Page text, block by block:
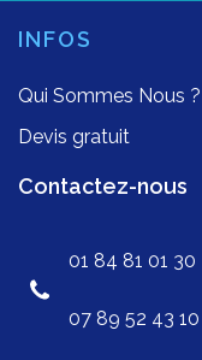
INFOS
Qui Sommes Nous ?
Devis gratuit
Contactez-nous
01 84 81 01 30
07 89 52 43 10